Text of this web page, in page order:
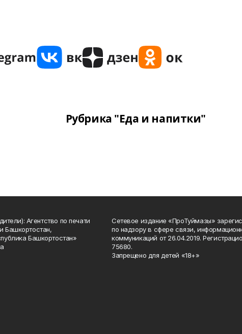
Рубрика "Еда и напитки"
Агентство по печати
Башкортостан,
Башкортостан»
Сетевое издание «ПроТуймазы»
по надзору в сфере связи,
коммуникаций от 26.04.2019.
75680.
Запрещено для детей «18+»